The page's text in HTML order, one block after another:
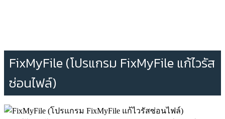
FixMyFile (โปรแกรม FixMyFile แก้ไวรัส
ซ่อนไฟล์)